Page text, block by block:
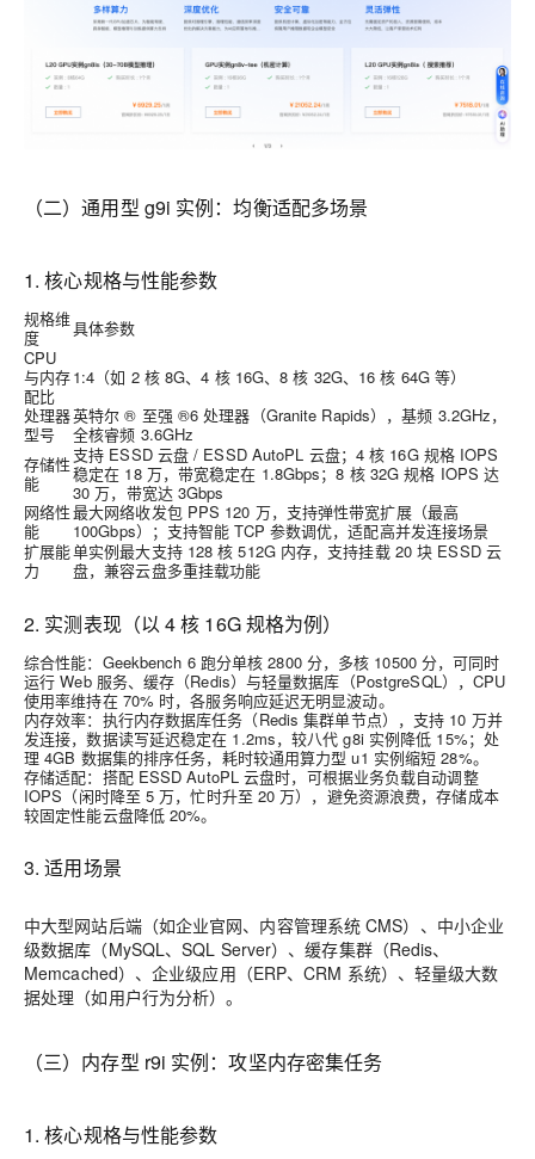
（二）通用型 g9i 实例：均衡适配多场景
1. 核心规格与性能参数
规格维
度
具体参数
CPU
与内存
配比
1:4（如 2 核 8G、4 核 16G、8 核 32G、16 核 64G 等）
处理器
型号
英特尔 ® 至强 ®6 处理器（Granite Rapids），基频 3.2GHz，
全核睿频 3.6GHz
存储性
能
支持 ESSD 云盘 / ESSD AutoPL 云盘；4 核 16G 规格 IOPS
稳定在 18 万，带宽稳定在 1.8Gbps；8 核 32G 规格 IOPS 达
30 万，带宽达 3Gbps
网络性
能
最大网络收发包 PPS 120 万，支持弹性带宽扩展（最高
100Gbps）；支持智能 TCP 参数调优，适配高并发连接场景
扩展能
力
单实例最大支持 128 核 512G 内存，支持挂载 20 块 ESSD 云
盘，兼容云盘多重挂载功能
2. 实测表现（以 4 核 16G 规格为例）
综合性能：Geekbench 6 跑分单核 2800 分，多核 10500 分，可同时
运行 Web 服务、缓存（Redis）与轻量数据库（PostgreSQL），CPU
使用率维持在 70% 时，各服务响应延迟无明显波动。
内存效率：执行内存数据库任务（Redis 集群单节点），支持 10 万并
发连接，数据读写延迟稳定在 1.2ms，较八代 g8i 实例降低 15%；处
理 4GB 数据集的排序任务，耗时较通用算力型 u1 实例缩短 28%。
存储适配：搭配 ESSD AutoPL 云盘时，可根据业务负载自动调整
IOPS（闲时降至 5 万，忙时升至 20 万），避免资源浪费，存储成本
较固定性能云盘降低 20%。
3. 适用场景
中大型网站后端（如企业官网、内容管理系统 CMS）、中小企业
级数据库（MySQL、SQL Server）、缓存集群（Redis、
Memcached）、企业级应用（ERP、CRM 系统）、轻量级大数
据处理（如用户行为分析）。
（三）内存型 r9i 实例：攻坚内存密集任务
1. 核心规格与性能参数